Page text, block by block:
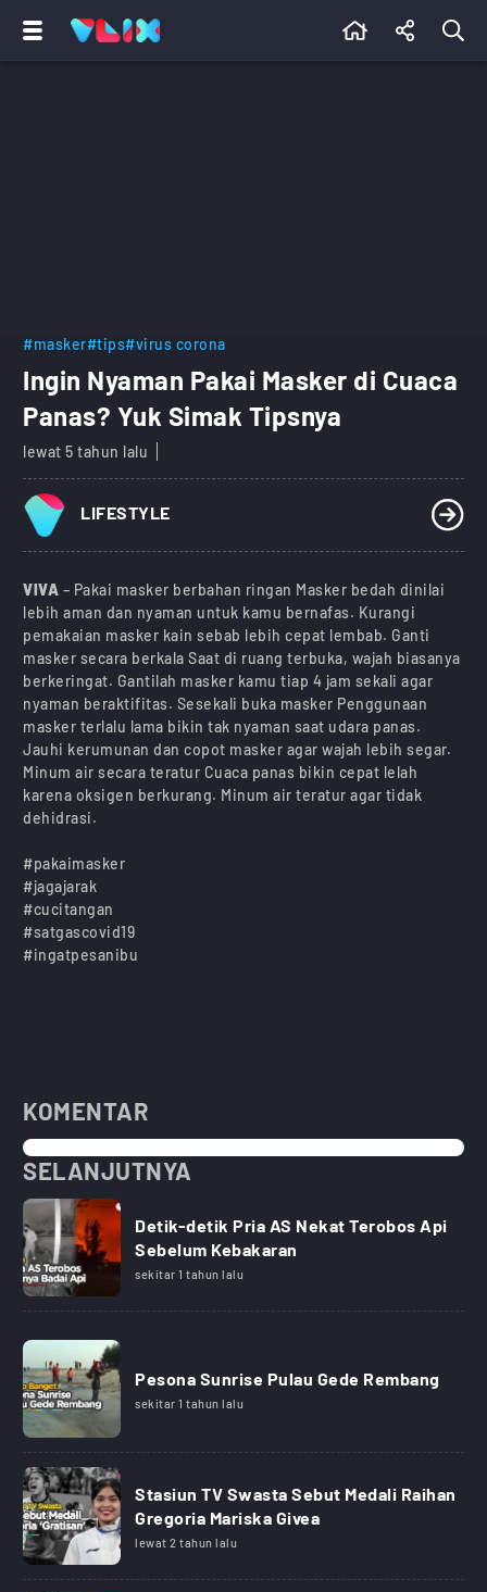
#masker#tips#virus corona
Ingin Nyaman Pakai Masker di Cuaca
Panas? Yuk Simak Tipsnya
lewat 5 tahun lalu
LIFESTYLE
VIVA – Pakai masker berbahan ringan Masker bedah dinilai
lebih aman dan nyaman untuk kamu bernafas. Kurangi
pemakaian masker kain sebab lebih cepat lembab. Ganti
masker secara berkala Saat di ruang terbuka, wajah biasanya
berkeringat. Gantilah masker kamu tiap 4 jam sekali agar
nyaman beraktifitas. Sesekali buka masker Penggunaan
masker terlalu lama bikin tak nyaman saat udara panas.
Jauhi kerumunan dan copot masker agar wajah lebih segar.
Minum air secara teratur Cuaca panas bikin cepat lelah
karena oksigen berkurang. Minum air teratur agar tidak
dehidrasi.
#pakaimasker
#jagajarak
#cucitangan
#satgascovid19
#ingatpesanibu
KOMENTAR
SELANJUTNYA
Detik-detik Pria AS Nekat Terobos Api
Sebelum Kebakaran
sekitar 1 tahun lalu
Pesona Sunrise Pulau Gede Rembang
sekitar 1 tahun lalu
Stasiun TV Swasta Sebut Medali Raihan
Gregoria Mariska Givea
lewat 2 tahun lalu